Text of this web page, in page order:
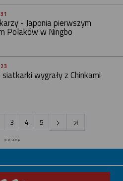
- Japonia pierwszym
Polaków w Ningbo
wygrały z Chinkami
3 4 5
REKLAMA